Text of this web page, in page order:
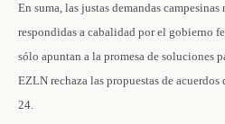
En suma, las justas demandas
respondidas a cabalidad por el gobierno
sólo apuntan a la promesa de soluciones
EZLN rechaza las propuestas de
24.